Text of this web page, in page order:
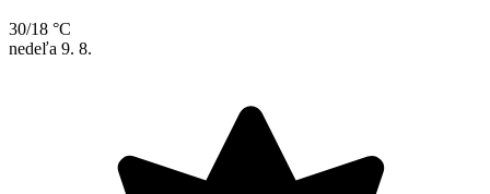
30/18 °C
nedeľa 9. 8.